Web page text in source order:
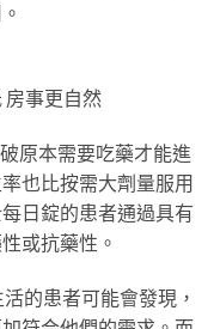
房事更自然
原本需要吃藥才能進
也比按需大劑量服用
日錠的患者通過具有
或抗藥性。
的患者可能會發現，